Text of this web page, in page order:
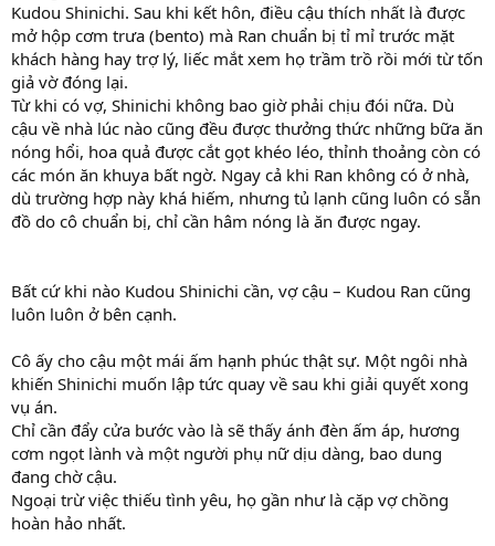
Kudou Shinichi. Sau khi kết hôn, điều cậu thích nhất là được
mở hộp cơm trưa (bento) mà Ran chuẩn bị tỉ mỉ trước mặt
khách hàng hay trợ lý, liếc mắt xem họ trầm trồ rồi mới từ tốn
giả vờ đóng lại.
Từ khi có vợ, Shinichi không bao giờ phải chịu đói nữa. Dù
cậu về nhà lúc nào cũng đều được thưởng thức những bữa ăn
nóng hổi, hoa quả được cắt gọt khéo léo, thỉnh thoảng còn có
các món ăn khuya bất ngờ. Ngay cả khi Ran không có ở nhà,
dù trường hợp này khá hiếm, nhưng tủ lạnh cũng luôn có sẵn
đồ do cô chuẩn bị, chỉ cần hâm nóng là ăn được ngay.
Bất cứ khi nào Kudou Shinichi cần, vợ cậu – Kudou Ran cũng
luôn luôn ở bên cạnh.
Cô ấy cho cậu một mái ấm hạnh phúc thật sự. Một ngôi nhà
khiến Shinichi muốn lập tức quay về sau khi giải quyết xong
vụ án.
Chỉ cần đẩy cửa bước vào là sẽ thấy ánh đèn ấm áp, hương
cơm ngọt lành và một người phụ nữ dịu dàng, bao dung
đang chờ cậu.
Ngoại trừ việc thiếu tình yêu, họ gần như là cặp vợ chồng
hoàn hảo nhất.